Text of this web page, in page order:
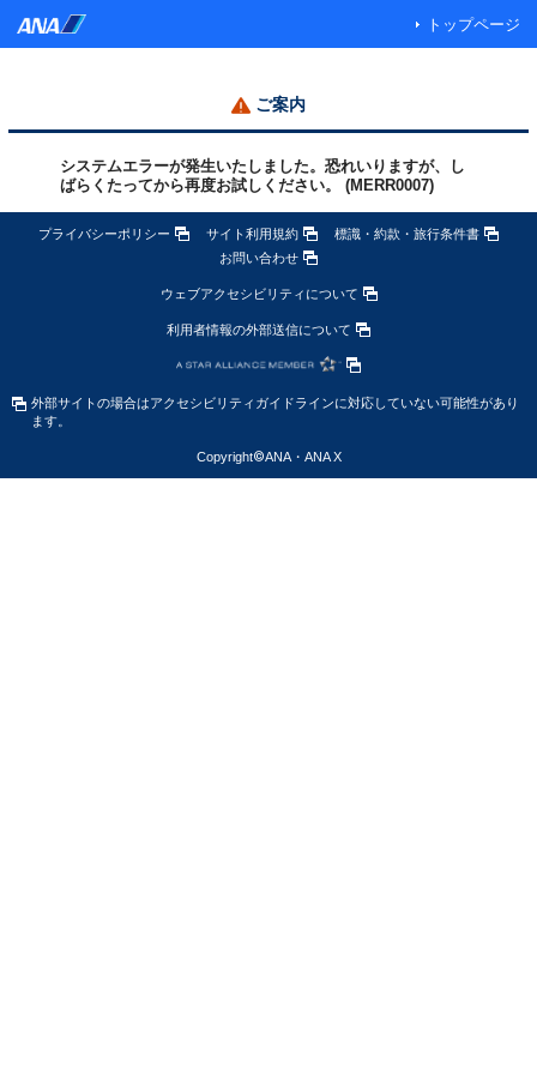
トップページ
ご案内
システムエラーが発生いたしました。恐れいりますが、し
ばらくたってから再度お試しください。 (MERR0007)
プライバシーポリシー サイト利用規約
標識・約款・旅行条件書
お問い合わせ
ウェブアクセシビリティについて
利用者情報の外部送信について
外部サイトの場合はアクセシビリティガイドラインに対応していない可能性があり
ます。
Copyright©ANA・ANA X